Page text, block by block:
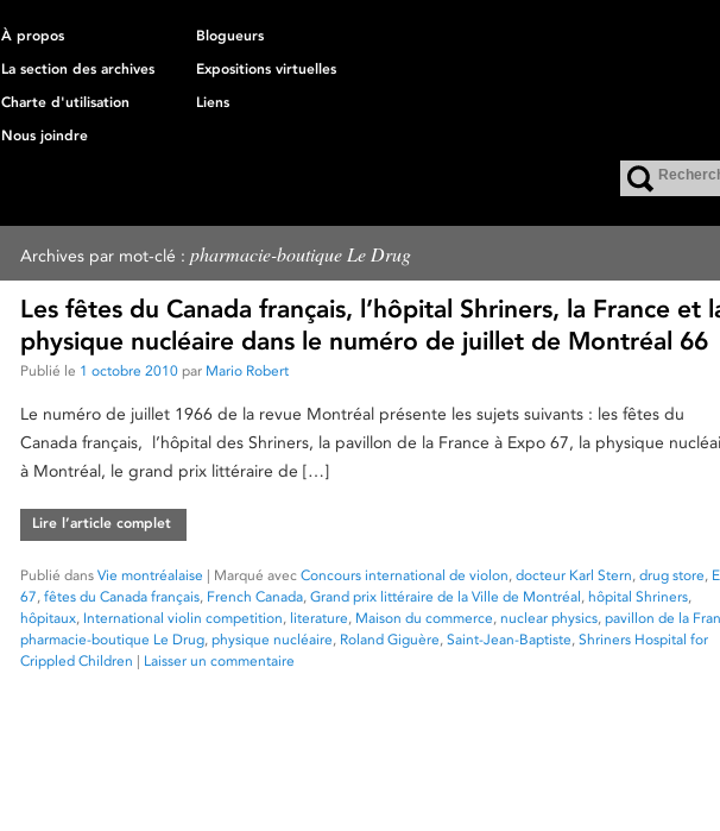
À propos
Blogueurs
La section des archives
Expositions virtuelles
Charte d'utilisation
Liens
Nous joindre
Archives par mot-clé : pharmacie-boutique Le Drug
Les fêtes du Canada français, l’hôpital Shriners, la France et
physique nucléaire dans le numéro de juillet de Montréal 66
Publié le 1 octobre 2010 par Mario Robert
Le numéro de juillet 1966 de la revue Montréal présente les sujets suivants : les fêtes du
Canada français, l’hôpital des Shriners, la pavillon de la France à Expo 67, la physique
à Montréal, le grand prix littéraire de […]
Lire l’article complet
Publié dans Vie montréalaise | Marqué avec Concours international de violon, docteur Karl Stern, drug store,
67, fêtes du Canada français, French Canada, Grand prix littéraire de la Ville de Montréal, hôpital Shriners,
hôpitaux, International violin competition, literature, Maison du commerce, nuclear physics, pavillon de la
pharmacie-boutique Le Drug, physique nucléaire, Roland Giguère, Saint-Jean-Baptiste, Shriners Hospital for
Crippled Children | Laisser un commentaire